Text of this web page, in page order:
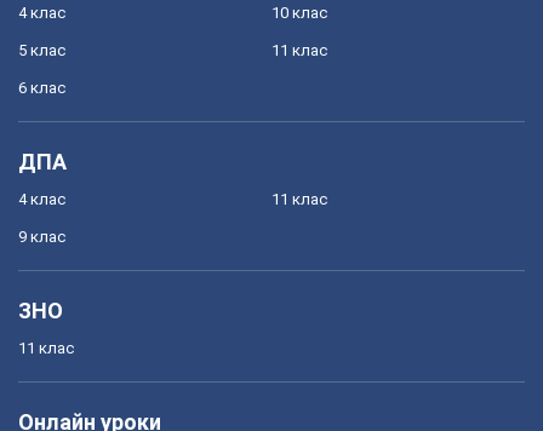
4 клас
5 клас
6 клас
10 клас
11 клас
ДПА
4 клас
9 клас
11 клас
ЗНО
11 клас
Онлайн уроки